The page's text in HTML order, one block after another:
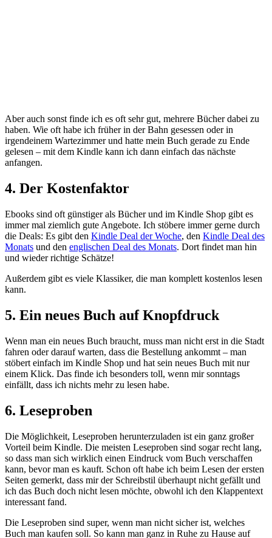
Aber auch sonst finde ich es oft sehr gut, mehrere Bücher dabei zu
haben. Wie oft habe ich früher in der Bahn gesessen oder in
irgendeinem Wartezimmer und hatte mein Buch gerade zu Ende
gelesen – mit dem Kindle kann ich dann einfach das nächste
anfangen.
4. Der Kostenfaktor
Ebooks sind oft günstiger als Bücher und im Kindle Shop gibt es
immer mal ziemlich gute Angebote. Ich stöbere immer gerne durch
die Deals: Es gibt den Kindle Deal der Woche, den Kindle Deal des
Monats und den englischen Deal des Monats. Dort findet man hin
und wieder richtige Schätze!
Außerdem gibt es viele Klassiker, die man komplett kostenlos lesen
kann.
5. Ein neues Buch auf Knopfdruck
Wenn man ein neues Buch braucht, muss man nicht erst in die Stadt
fahren oder darauf warten, dass die Bestellung ankommt – man
stöbert einfach im Kindle Shop und hat sein neues Buch mit nur
einem Klick. Das finde ich besonders toll, wenn mir sonntags
einfällt, dass ich nichts mehr zu lesen habe.
6. Leseproben
Die Möglichkeit, Leseproben herunterzuladen ist ein ganz großer
Vorteil beim Kindle. Die meisten Leseproben sind sogar recht lang,
so dass man sich wirklich einen Eindruck vom Buch verschaffen
kann, bevor man es kauft. Schon oft habe ich beim Lesen der ersten
Seiten gemerkt, dass mir der Schreibstil überhaupt nicht gefällt und
ich das Buch doch nicht lesen möchte, obwohl ich den Klappentext
interessant fand.
Die Leseproben sind super, wenn man nicht sicher ist, welches
Buch man kaufen soll. So kann man ganz in Ruhe zu Hause auf